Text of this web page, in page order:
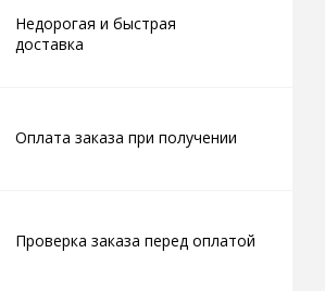
Недорогая и быстрая
доставка
Оплата заказа при получении
Проверка заказа перед оплатой